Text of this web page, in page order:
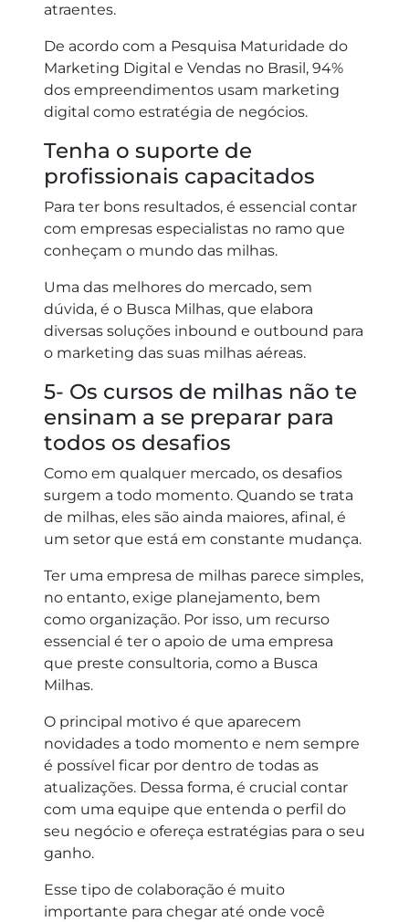
atraentes.
De acordo com a Pesquisa Maturidade do
Marketing Digital e Vendas no Brasil, 94%
dos empreendimentos usam marketing
digital como estratégia de negócios.
Tenha o suporte de
profissionais capacitados
Para ter bons resultados, é essencial contar
com empresas especialistas no ramo que
conheçam o mundo das milhas.
Uma das melhores do mercado, sem
dúvida, é o Busca Milhas, que elabora
diversas soluções inbound e outbound para
o marketing das suas milhas aéreas.
5- Os cursos de milhas não te
ensinam a se preparar para
todos os desafios
Como em qualquer mercado, os desafios
surgem a todo momento. Quando se trata
de milhas, eles são ainda maiores, afinal, é
um setor que está em constante mudança.
Ter uma empresa de milhas parece simples,
no entanto, exige planejamento, bem
como organização. Por isso, um recurso
essencial é ter o apoio de uma empresa
que preste consultoria, como a Busca
Milhas.
O principal motivo é que aparecem
novidades a todo momento e nem sempre
é possível ficar por dentro de todas as
atualizações. Dessa forma, é crucial contar
com uma equipe que entenda o perfil do
seu negócio e ofereça estratégias para o seu
ganho.
Esse tipo de colaboração é muito
importante para chegar até onde você